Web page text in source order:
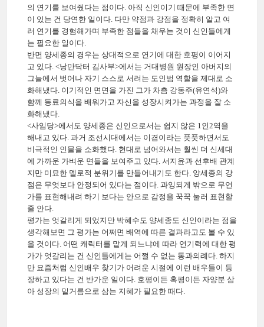
의 연기를 보여줬다는 점이다. 아직 신인이기 때문에 부족한 면
이 있는 건 당연한 일이다. 다만 약점과 강점을 정확히 알고 여
러 연기를 경험해가며 부족한 점들을 채우는 것이 신인들에게
는 필요한 일이다.
반면 양세종의 경우는 상대적으로 연기에 대한 호평이 이어지
고 있다. <낭만닥터 김사부>에서는 거대병원 원장인 아버지의
그늘에서 벗어나 자기 스스로 서려는 도인범 역할을 제대로 소
화해냈다. 이기적인 면면을 가진 그가 차츰 강동주(유연석)와
함께 동료의식을 배워가고 자신을 성장시켜가는 과정을 잘 소
화해냈다.
<사임당>에서도 양세종은 신인으로서는 쉽지 않은 1인2역을
해내고 있다. 과거 조선시대에서는 이겸이라는 풋풋하면서도
비극적인 인물을 소화했다. 현대로 넘어와서는 훨씬 더 신세대
에 가까운 가벼운 면들을 보여주고 있다. 서지윤과 선후배 관계
지만 미묘한 멜로적 분위기를 만들어내기도 한다. 양세종의 강
점은 무엇보다 안정되어 있다는 점이다. 과잉되게 밖으로 무언
가를 표현해내려 하기 보다는 안으로 감정을 꾹꾹 눌러 표현할
줄 안다.
평가는 엇갈리게 되었지만 박혜수도 양세종도 신인이라는 점을
생각해보면 그 평가는 어쩌면 배역에 따른 결과라고도 볼 수 있
을 것이다. 어떤 캐릭터를 맡게 되느냐에 따라 연기력에 대한 평
가가 엇갈리는 건 신인들에게는 어쩔 수 없는 통과의례다. 하지
만 요즘처럼 신인배우 찾기가 어려운 시절에 이런 배우들이 등
장하고 있다는 건 반가운 일이다. 호평이든 혹평이든 자양분 삼
아 성장의 밑거름으로 삼는 지혜가 필요한 때다.